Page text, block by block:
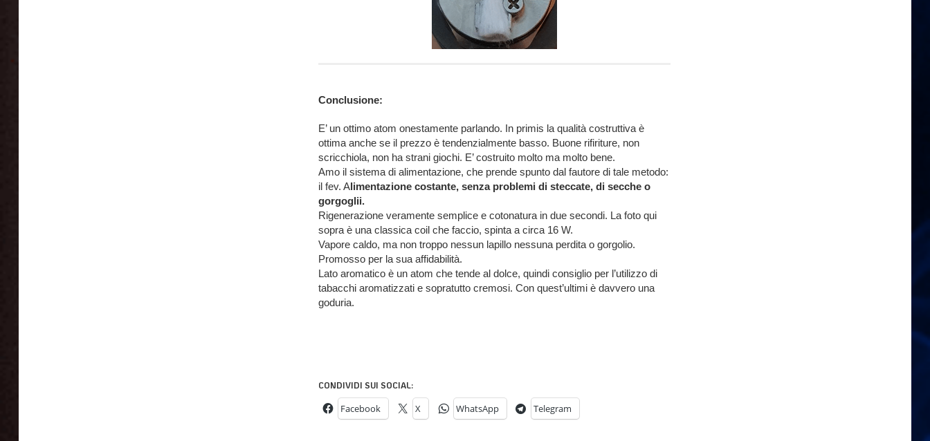
Conclusione:
E’ un ottimo atom onestamente parlando. In primis la qualità costruttiva è
ottima anche se il prezzo è tendenzialmente basso. Buone rifiriture, non
scricchiola, non ha strani giochi. E’ costruito molto ma molto bene.
Amo il sistema di alimentazione, che prende spunto dal fautore di tale metodo:
il fev. Alimentazione costante, senza problemi di steccate, di secche o
gorgoglii.
Rigenerazione veramente semplice e cotonatura in due secondi. La foto qui
sopra è una classica coil che faccio, spinta a circa 16 W.
Vapore caldo, ma non troppo nessun lapillo nessuna perdita o gorgolio.
Promosso per la sua affidabilità.
Lato aromatico è un atom che tende al dolce, quindi consiglio per l’utilizzo di
tabacchi aromatizzati e sopratutto cremosi. Con quest’ultimi è davvero una
goduria.
CONDIVIDI SUI SOCIAL:
Facebook X WhatsApp Telegram